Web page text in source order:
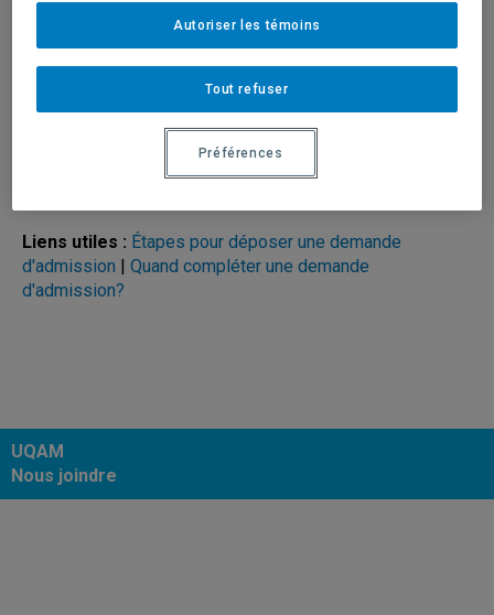
changer de concentration sans frais à l’intérieur d’un
même programme ou obtenir un diplôme de certificat au
moment de l’abandon d’un programme de baccalauréat.
Dans d’autres cas toutefois, il vous faudra remplir une
nouvelle demande d’admission et payer les frais requis.
Référez-vous à votre programme. Vous aurez alors
Liens utiles : Étapes pour déposer une demande
d'admission | Quand compléter une demande
d'admission?
UQAM
Nous joindre
Tout refuser
Autoriser les témoins
Préférences